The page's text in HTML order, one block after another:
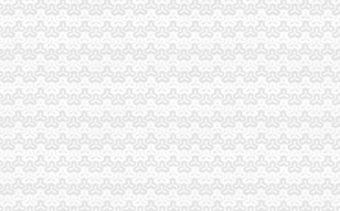
政务咨询_浙江电子口岸
收发货人报关注册登记证证书过期
国海关报关企业报关注册登记证书”届
册登记证书换证问题-报关员网-吧
人报关注册登记证书-公司动态-北京东方圣隆达
货人报关注册登记证书》有效期有多久？-通关
之家-PoweredbyDiscuz!
急服务_报关报检_中国贸易金融网
登记证书要办理变更需要哪些资料？-阿里巴